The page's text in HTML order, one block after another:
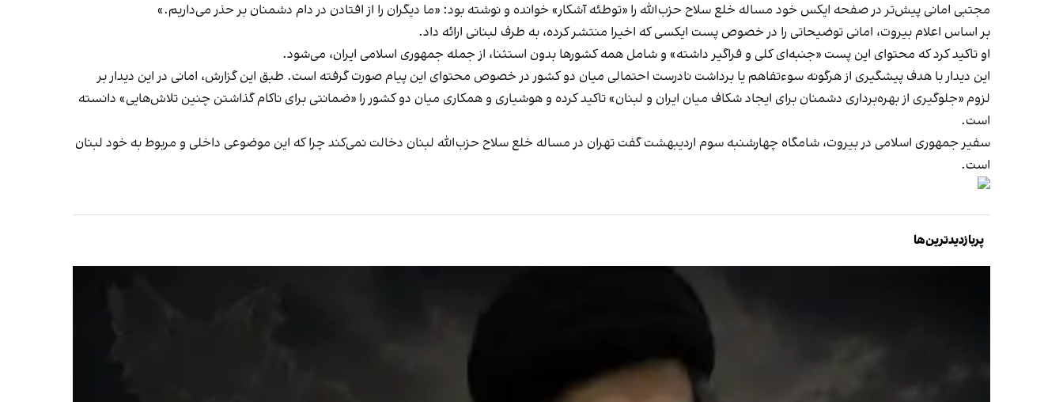
مجتبی امانی پیش‌تر در صفحه ایکس خود مساله خلع سلاح حزب‌الله را «توطئه آشکار» خوانده و نوشته بود: «ما دیگران را از افتادن در دام دشمنان بر حذر می‌داریم.»
بر اساس اعلام بیروت، امانی توضیحاتی را در خصوص پست ایکسی که اخیرا منتشر کرده، به طرف لبنانی ارائه داد.
او تاکید کرد که محتوای این پست «جنبه‌ای کلی و فراگیر داشته» و شامل همه کشورها بدون استثنا، از جمله جمهوری اسلامی ایران، می‌شود.
این دیدار با هدف پیشگیری از هرگونه سوءتفاهم یا برداشت نادرست احتمالی میان دو کشور در خصوص محتوای این پیام صورت گرفته است. طبق این گزارش، امانی در این دیدار بر
لزوم «جلوگیری از بهره‌برداری دشمنان برای ایجاد شکاف میان ایران و لبنان» تاکید کرده و هوشیاری و همکاری میان دو کشور را «ضمانتی برای ناکام گذاشتن چنین تلاش‌هایی» دانسته
است.
سفیر جمهوری اسلامی در بیروت، شامگاه چهارشنبه سوم اردیبهشت گفت تهران در مساله خلع سلاح حزب‌الله لبنان دخالت نمی‌کند چرا که این موضوعی داخلی و مربوط به خود لبنان
است.
پربازدیدترین‌ها